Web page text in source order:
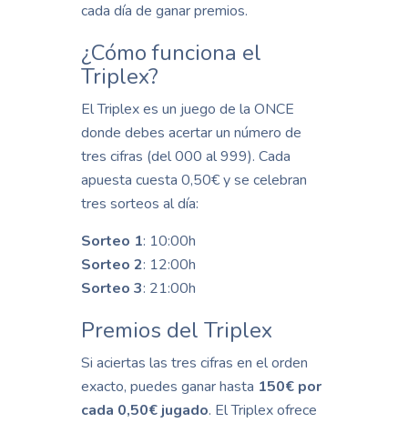
cada día de ganar premios.
¿Cómo funciona el
Triplex?
El Triplex es un juego de la ONCE
donde debes acertar un número de
tres cifras (del 000 al 999). Cada
apuesta cuesta 0,50€ y se celebran
tres sorteos al día:
Sorteo 1: 10:00h
Sorteo 2: 12:00h
Sorteo 3: 21:00h
Premios del Triplex
Si aciertas las tres cifras en el orden
exacto, puedes ganar hasta 150€ por
cada 0,50€ jugado. El Triplex ofrece